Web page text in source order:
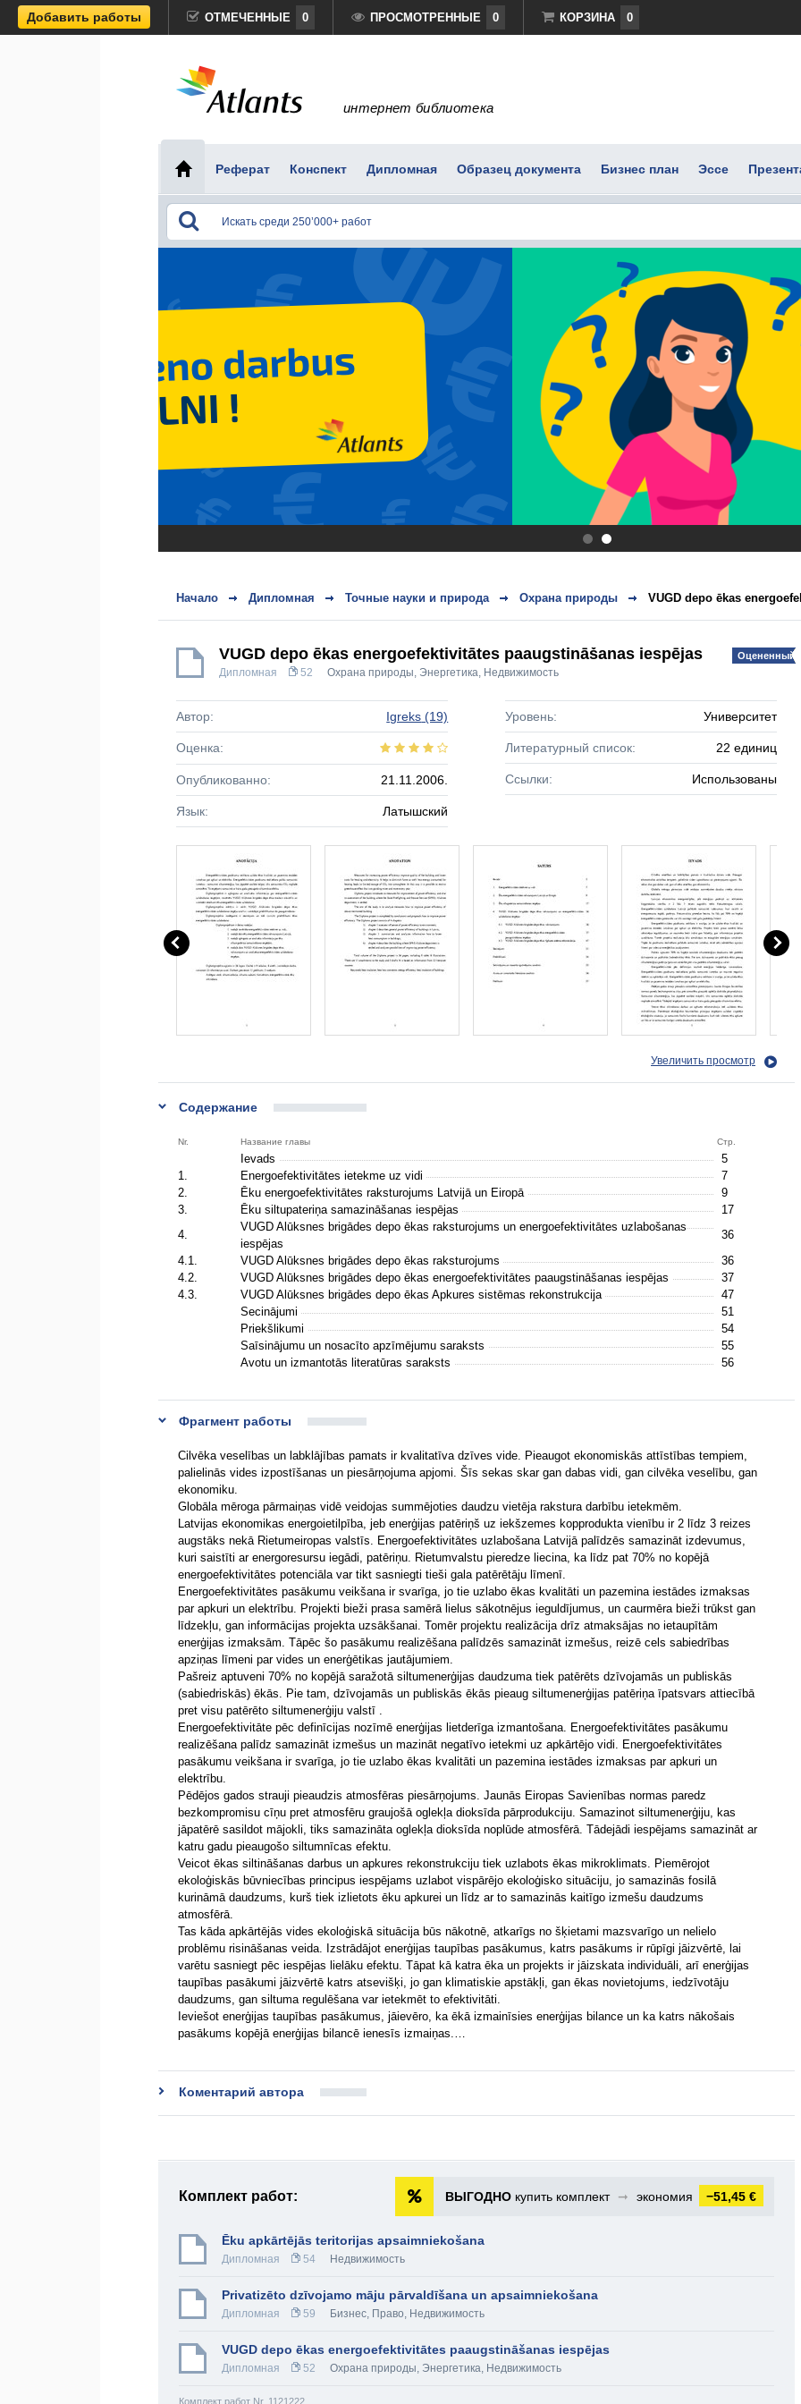
Добавить работы ОТМЕЧЕННЫЕ 0 ПРОСМОТРЕННЫЕ 0 КОРЗИНА 0
интернет библиотека
Реферат Конспект Дипломная Образец документа Бизнес план Эссе
.
Начало Дипломная Точные науки и природа Охрана природы VUGD depo ēkas
VUGD depo ēkas energoefektivitātes paaugstināšanas iespējas Оцененный!
Дипломная 52 Охрана природы, Энергетика, Недвижимость
Автор: Igreks (19)
Оценка:
Опубликованно: 21.11.2006.
Язык: Латышский
Уровень: Университет
Литературный список: 22 единиц
Ссылки: Использованы
Увеличить просмотр
Содержание
Nr. Название главы Стр.
Ievads
5
1.
Energoefektivitātes ietekme uz vidi
7
2.
Ēku energoefektivitātes raksturojums Latvijā un Eiropā
9
3.
Ēku siltupateriņa samazināšanas iespējas
17
4.
VUGD Alūksnes brigādes depo ēkas raksturojums un energoefektivitātes uzlabošanas
iespējas
36
4.1.
VUGD Alūksnes brigādes depo ēkas raksturojums
36
4.2.
VUGD Alūksnes brigādes depo ēkas energoefektivitātes paaugstināšanas iespējas
37
4.3.
VUGD Alūksnes brigādes depo ēkas Apkures sistēmas rekonstrukcija
47
Secinājumi
51
Priekšlikumi
54
Saīsinājumu un nosacīto apzīmējumu saraksts
55
Avotu un izmantotās literatūras saraksts
56
Фрагмент работы
Cilvēka veselības un labklājības pamats ir kvalitatīva dzīves vide. Pieaugot ekonomiskās attīstības tempiem,
palielinās vides izpostīšanas un piesārņojuma apjomi. Šīs sekas skar gan dabas vidi, gan cilvēka veselību, gan
ekonomiku.
Globāla mēroga pārmaiņas vidē veidojas summējoties daudzu vietēja rakstura darbību ietekmēm.
Latvijas ekonomikas energoietilpība, jeb enerģijas patēriņš uz iekšzemes kopprodukta vienību ir 2 līdz 3 reizes
augstāks nekā Rietumeiropas valstīs. Energoefektivitātes uzlabošana Latvijā palīdzēs samazināt izdevumus,
kuri saistīti ar energoresursu iegādi, patēriņu. Rietumvalstu pieredze liecina, ka līdz pat 70% no kopējā
energoefektivitātes potenciāla var tikt sasniegti tieši gala patērētāju līmenī.
Energoefektivitātes pasākumu veikšana ir svarīga, jo tie uzlabo ēkas kvalitāti un pazemina iestādes izmaksas
par apkuri un elektrību. Projekti bieži prasa samērā lielus sākotnējus ieguldījumus, un caurmēra bieži trūkst gan
līdzekļu, gan informācijas projekta uzsākšanai. Tomēr projektu realizācija drīz atmaksājas no ietaupītām
enerģijas izmaksām. Tāpēc šo pasākumu realizēšana palīdzēs samazināt izmešus, reizē cels sabiedrības
apziņas līmeni par vides un enerģētikas jautājumiem.
Pašreiz aptuveni 70% no kopējā saražotā siltumenerģijas daudzuma tiek patērēts dzīvojamās un publiskās
(sabiedriskās) ēkās. Pie tam, dzīvojamās un publiskās ēkās pieaug siltumenerģijas patēriņa īpatsvars attiecībā
pret visu patērēto siltumenerģiju valstī .
Energoefektivitāte pēc definīcijas nozīmē enerģijas lietderīga izmantošana. Energoefektivitātes pasākumu
realizēšana palīdz samazināt izmešus un mazināt negatīvo ietekmi uz apkārtējo vidi. Energoefektivitātes
pasākumu veikšana ir svarīga, jo tie uzlabo ēkas kvalitāti un pazemina iestādes izmaksas par apkuri un
elektrību.
Pēdējos gados strauji pieaudzis atmosfēras piesārņojums. Jaunās Eiropas Savienības normas paredz
bezkompromisu cīņu pret atmosfēru graujošā oglekļa dioksīda pārprodukciju. Samazinot siltumenerģiju, kas
jāpatērē sasildot mājokli, tiks samazināta oglekļa dioksīda noplūde atmosfērā. Tādejādi iespējams samazināt ar
katru gadu pieaugošo siltumnīcas efektu.
Veicot ēkas siltināšanas darbus un apkures rekonstrukciju tiek uzlabots ēkas mikroklimats. Piemērojot
ekoloģiskās būvniecības principus iespējams uzlabot vispārējo ekoloģisko situāciju, jo samazinās fosilā
kurināmā daudzums, kurš tiek izlietots ēku apkurei un līdz ar to samazinās kaitīgo izmešu daudzums
atmosfērā.
Tas kāda apkārtējās vides ekoloģiskā situācija būs nākotnē, atkarīgs no šķietami mazsvarīgo un nelielo
problēmu risināšanas veida. Izstrādājot enerģijas taupības pasākumus, katrs pasākums ir rūpīgi jāizvērtē, lai
varētu sasniegt pēc iespējas lielāku efektu. Tāpat kā katra ēka un projekts ir jāizskata individuāli, arī enerģijas
taupības pasākumi jāizvērtē katrs atsevišķi, jo gan klimatiskie apstākļi, gan ēkas novietojums, iedzīvotāju
daudzums, gan siltuma regulēšana var ietekmēt to efektivitāti.
Ieviešot enerģijas taupības pasākumus, jāievēro, ka ēkā izmainīsies enerģijas bilance un ka katrs nākošais
pasākums kopējā enerģijas bilancē ienesīs izmaiņas.…
Коментарий автора
Комплект работ: ВЫГОДНО купить комплект ➞ экономия −51,45 €
Ēku apkārtējās teritorijas apsaimniekošana
Дипломная 54 Недвижимость
Privatizēto dzīvojamo māju pārvaldīšana un apsaimniekošana
Дипломная 59 Бизнес, Право, Недвижимость
VUGD depo ēkas energoefektivitātes paaugstināšanas iespējas
Дипломная 52 Охрана природы, Энергетика, Недвижимость
Комплект работ Nr. 1121222